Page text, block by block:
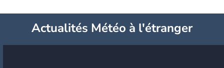
Actualités Météo à l'étranger